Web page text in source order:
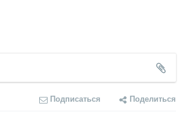
Подписаться Поделиться